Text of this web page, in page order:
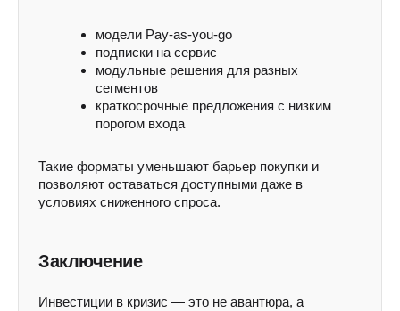
модели Pay-as-you-go
подписки на сервис
модульные решения для разных
сегментов
краткосрочные предложения с низким
порогом входа
Такие форматы уменьшают барьер покупки и
позволяют оставаться доступными даже в
условиях сниженного спроса.
Заключение
Инвестиции в кризис — это не авантюра, а